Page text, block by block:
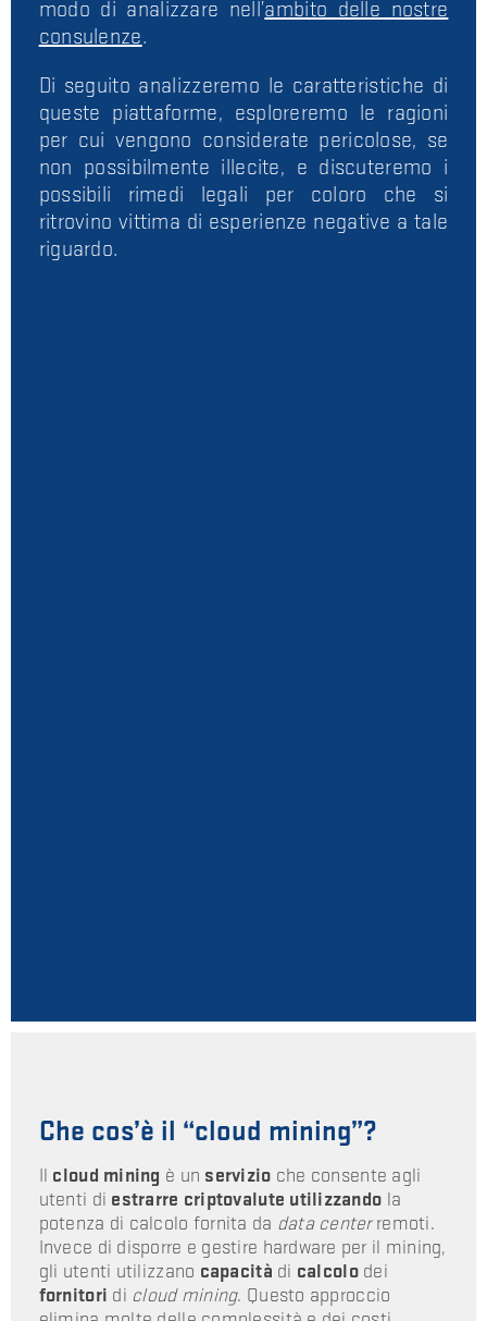
modo di analizzare nell’ambito delle nostre
consulenze.
Di seguito analizzeremo le caratteristiche di
queste piattaforme, esploreremo le ragioni
per cui vengono considerate pericolose, se
non possibilmente illecite, e discuteremo i
possibili rimedi legali per coloro che si
ritrovino vittima di esperienze negative a tale
riguardo.
Che cos’è il “cloud mining”?
Il cloud mining è un servizio che consente agli
utenti di estrarre criptovalute utilizzando la
potenza di calcolo fornita da data centerremoti.
Invece di disporre e gestire hardware per il mining,
gli utenti utilizzano capacità di calcolodei
fornitori di cloud mining. Questo approccio